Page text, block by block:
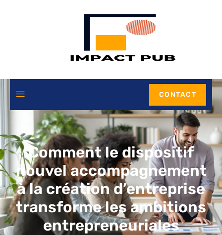
CONTACT
Comment le dispositif
nouvel accompagnement
à la création d’entreprise
transforme les ambitions
entrepreneuriales